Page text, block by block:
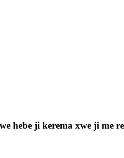
hebe ji kerema xwe ji me